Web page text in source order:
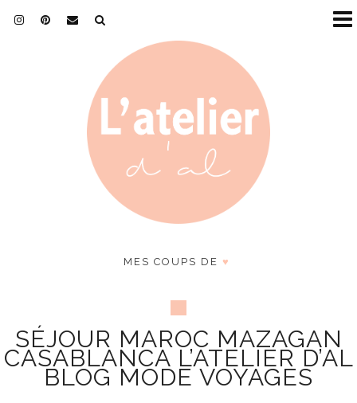
MES COUPS DE ♥
SÉJOUR MAROC MAZAGAN
CASABLANCA L’ATELIER D’AL
BLOG MODE VOYAGES